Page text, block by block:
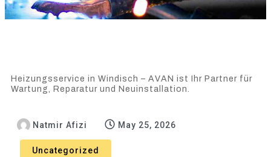
Heizungsservice in Windisch – AVAN ist Ihr Partner für
Wartung, Reparatur und Neuinstallation.
Natmir Afizi May 25, 2026
Uncategorized